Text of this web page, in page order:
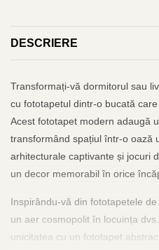
DESCRIERE
Transformați-vă dormitorul sau
cu fototapetul dintr-o bucată
Acest fototapet modern adaugă
transformând spațiul într-o oază
arhitecturale captivante și jocuri
un decor memorabil în orice
Inspirându-vă din fototapetele
un aer cosmopolit în locuința
unicitatea cu un fototapet